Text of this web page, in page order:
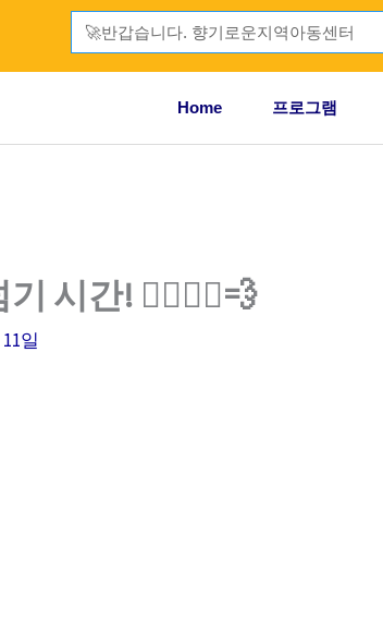
Search
Home 프로그램
시간! 🏃‍♀️🏃‍♂️💨
일